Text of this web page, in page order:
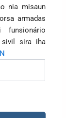
nia misaun
armadas
sivil sira iha